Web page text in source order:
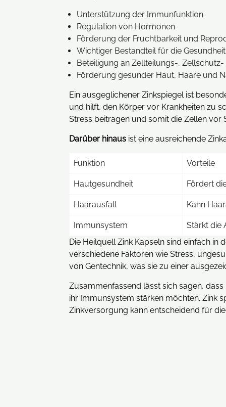
Unterstützung der Immunfunktion
Regulation von Hormonen
Förderung der Fruchtbarkeit und
Wichtiger Bestandteil für die
Beteiligung an Zellteilungs-,
Förderung gesunder Haut, Haare und
Ein ausgeglichener Zinkspiegel ist
und hilft, den Körper vor Krankheiten zu
Stress beitragen und somit die Zellen vor
Darüber hinaus ist eine ausreichende
Funktion Vorteile
Hautgesundheit Fördert
Haarausfall Kann
Immunsystem
Stärkt die
Die Heilquell Zink Kapseln sind einfach in
verschiedene Faktoren wie Stress,
von Gentechnik, was sie zu einer
Zusammenfassend lässt sich sagen,
ihr Immunsystem stärken möchten. Zink
Zinkversorgung kann entscheidend für